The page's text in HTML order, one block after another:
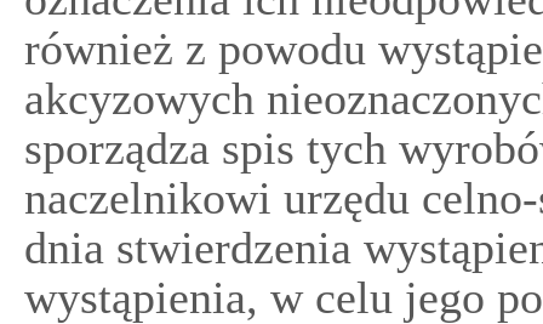
również z powodu
akcyzowych
sporządza spis tych
naczelnikowi urzędu
dnia stwierdzenia
wystąpienia, w celu jego